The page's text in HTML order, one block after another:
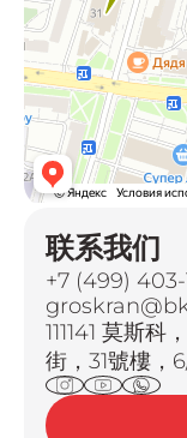
联系我们
+7 (499) 403-
111141 莫斯
街，31號樓，